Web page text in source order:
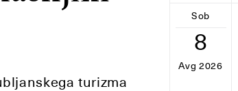
turizma
Sob
8
Avg 2026